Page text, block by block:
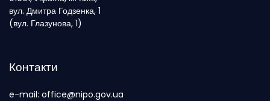
вул. Дмитра Годзенка, 1
(вул. Глазунова, 1)
Контакти
e-mail: office@nipo.gov.ua